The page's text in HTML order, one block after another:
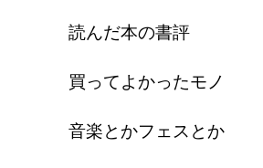
読んだ本の書評
買ってよかったモノ
音楽とかフェスとか